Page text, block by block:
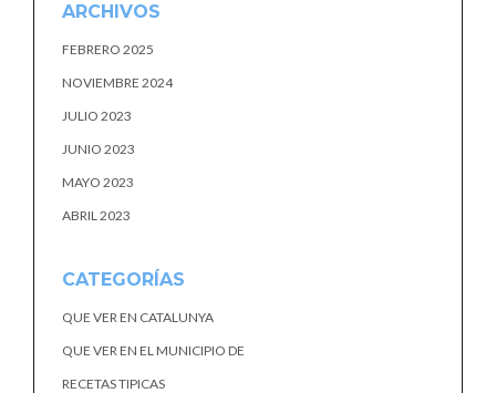
ARCHIVOS
FEBRERO 2025
NOVIEMBRE 2024
JULIO 2023
JUNIO 2023
MAYO 2023
ABRIL 2023
CATEGORÍAS
QUE VER EN CATALUNYA
QUE VER EN EL MUNICIPIO DE
RECETAS TIPICAS